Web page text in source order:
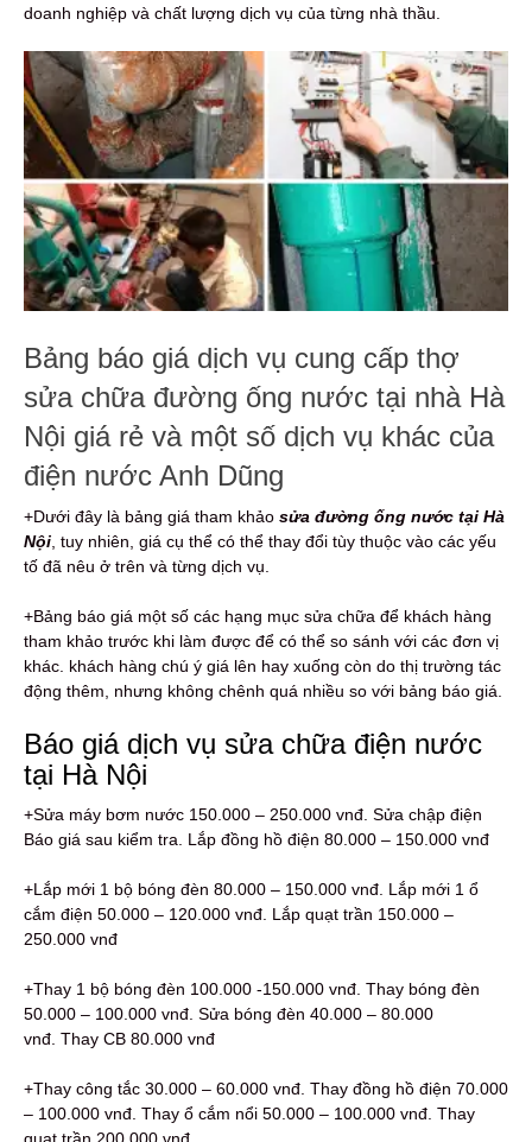
doanh nghiệp và chất lượng dịch vụ của từng nhà thầu.
Bảng báo giá dịch vụ cung cấp thợ
sửa chữa đường ống nước tại nhà Hà
Nội giá rẻ và một số dịch vụ khác của
điện nước Anh Dũng
+Dưới đây là bảng giá tham khảo sửa đường ống nước tại Hà
Nội , tuy nhiên, giá cụ thể có thể thay đổi tùy thuộc vào các yếu
tố đã nêu ở trên và từng dịch vụ.
+Bảng báo giá một số các hạng mục sửa chữa để khách hàng
tham khảo trước khi làm được để có thể so sánh với các đơn vị
khác. khách hàng chú ý giá lên hay xuống còn do thị trường tác
động thêm, nhưng không chênh quá nhiều so với bảng báo giá.
Báo giá dịch vụ sửa chữa điện nước
tại Hà Nội
+Sửa máy bơm nước 150.000 – 250.000 vnđ. Sửa chập điện
Báo giá sau kiểm tra. Lắp đồng hồ điện 80.000 – 150.000 vnđ
+Lắp mới 1 bộ bóng đèn 80.000 – 150.000 vnđ. Lắp mới 1 ổ
cắm điện 50.000 – 120.000 vnđ. Lắp quạt trần 150.000 –
250.000 vnđ
+Thay 1 bộ bóng đèn 100.000 -150.000 vnđ. Thay bóng đèn
50.000 – 100.000 vnđ. Sửa bóng đèn 40.000 – 80.000
vnđ. Thay CB 80.000 vnđ
+Thay công tắc 30.000 – 60.000 vnđ. Thay đồng hồ điện 70.000
– 100.000 vnđ. Thay ổ cắm nổi 50.000 – 100.000 vnđ. Thay